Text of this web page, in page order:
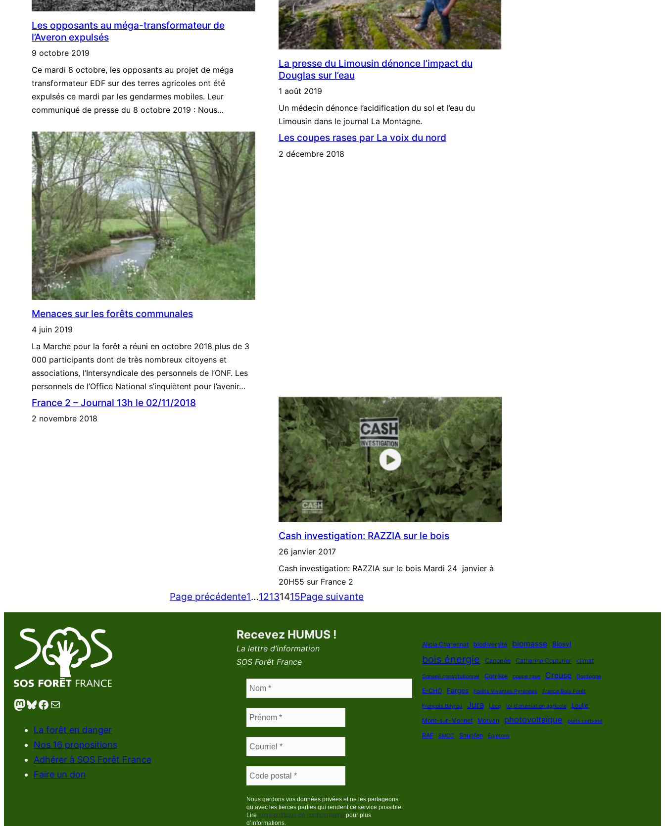
Les opposants au méga-transformateur de
l’Averon expulsés
9 octobre 2019
Ce mardi 8 octobre, les opposants au projet de méga
transformateur EDF sur des terres agricoles ont été
expulsés ce mardi par les gendarmes mobiles. Leur
communiqué de presse du 8 octobre 2019 : Nous…
La presse du Limousin dénonce l’impact du
Douglas sur l’eau
1 août 2019
Un médecin dénonce l’acidification du sol et l’eau du
Limousin dans le journal La Montagne.
Menaces sur les forêts communales
4 juin 2019
La Marche pour la forêt a réuni en octobre 2018 plus de 3
000 participants dont de très nombreux citoyens et
associations, l’Intersyndicale des personnels de l’ONF. Les
personnels de l’Office National s’inquiètent pour l’avenir…
Les coupes rases par La voix du nord
2 décembre 2018
France 2 – Journal 13h le 02/11/2018
2 novembre 2018
Cash investigation: RAZZIA sur le bois
26 janvier 2017
Cash investigation: RAZZIA sur le bois Mardi 24 janvier à
20H55 sur France 2
Page précédente1…12131415Page suivante
Mastodon Bluesky Facebook E-mail
La forêt en danger
Nos 16 propositions
Adhérer à SOS Forêt France
Faire un don
Recevez HUMUS !
La lettre d’information
SOS Forêt France
Nous gardons vos données privées et ne les partageons
qu’avec les tierces parties qui rendent ce service possible.
Lire notre politique de confidentialité pour plus
d’informations.
Alicia Charennat biodiversité biomasse Biosyl
bois énergie Canopée Catherine Couturier climat
Conseil constitutionnel Corrèze coupe rase Creuse Dordogne
E-CHO Farges Forêts Vivantes Pyrénées France Bois Forêt
François Bayrou Jura Lacq loi d'orientation agricole
Loulle
Mont-sur-Monnet
Morvan photovoltaïque puits carbone
RAF SMCC Snupfen Égletons